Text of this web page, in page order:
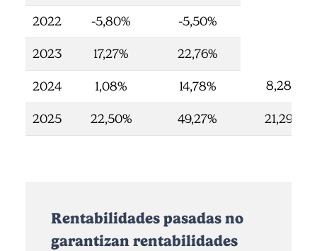
2022 -5,80% -5,50%
2023 17,27% 22,76%
2024 1,08% 14,78% 8,28%
2025 22,50% 49,27% 21,29%
Rentabilidades pasadas no
garantizan rentabilidades